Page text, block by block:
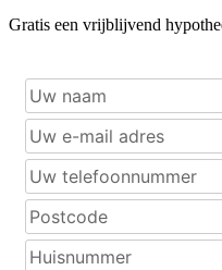
Gratis een vrijblijvend